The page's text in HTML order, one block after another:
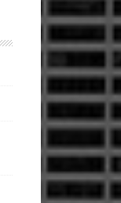
Chan
storform